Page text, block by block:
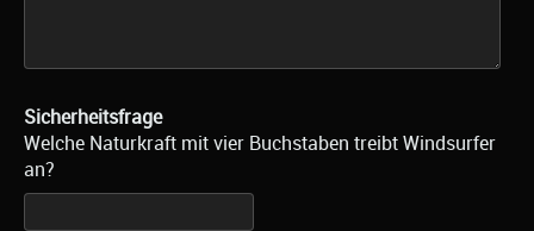
Sicherheitsfrage
Welche Naturkraft mit vier Buchstaben treibt Windsurfer
an?